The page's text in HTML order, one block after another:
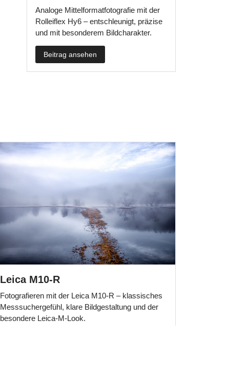
Analoge Mittelformatfotografie mit der
Rolleiflex Hy6 – entschleunigt, präzise
und mit besonderem Bildcharakter.
Beitrag ansehen
Leica M10-R
Fotografieren mit der Leica M10-R – klassisches
Messsuchergefühl, klare Bildgestaltung und der
besondere Leica-M-Look.